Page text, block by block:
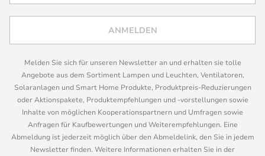
ANMELDEN
Melden Sie sich für unseren Newsletter an und erhalten sie tolle
Angebote aus dem Sortiment Lampen und Leuchten, Ventilatoren,
Solaranlagen und Smart Home Produkte, Produktpreis-Reduzierungen
oder Aktionspakete, Produktempfehlungen und -vorstellungen sowie
Inhalte von möglichen Kooperationspartnern und Umfragen sowie
Anfragen für Kaufbewertungen und Weiterempfehlungen. Eine
Abmeldung ist jederzeit möglich über den Abmeldelink, den Sie in jedem
Newsletter finden. Weitere Informationen erhalten Sie in der